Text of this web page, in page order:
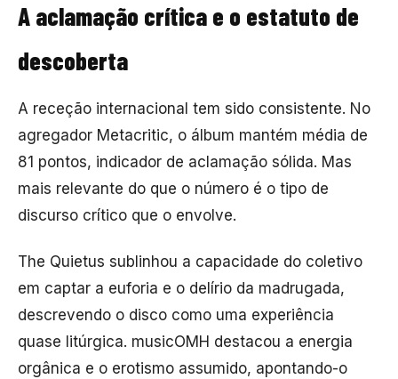
A aclamação crítica e o estatuto de
descoberta
A receção internacional tem sido consistente. No
agregador Metacritic, o álbum mantém média de
81 pontos, indicador de aclamação sólida. Mas
mais relevante do que o número é o tipo de
discurso crítico que o envolve.
The Quietus sublinhou a capacidade do coletivo
em captar a euforia e o delírio da madrugada,
descrevendo o disco como uma experiência
quase litúrgica. musicOMH destacou a energia
orgânica e o erotismo assumido, apontando-o